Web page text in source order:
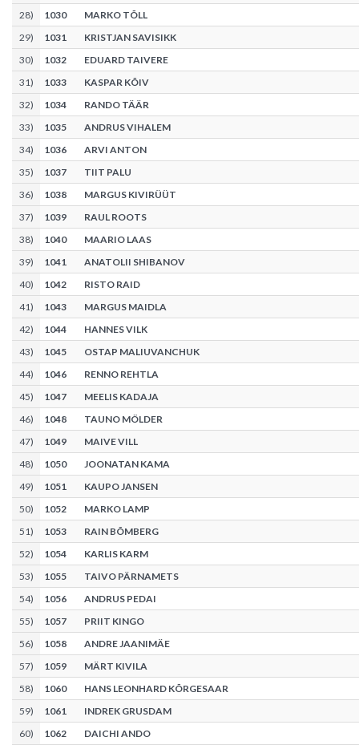
28) 1030
MARKO TÕLL
29) 1031
KRISTJAN SAVISIKK
30) 1032
EDUARD TAIVERE
31) 1033
KASPAR KÕIV
32) 1034
RANDO TÄÄR
33) 1035
ANDRUS VIHALEM
34) 1036
ARVI ANTON
35) 1037
TIIT PALU
36) 1038
MARGUS KIVIRÜÜT
37) 1039
RAUL ROOTS
38) 1040
MAARIO LAAS
39) 1041
ANATOLII SHIBANOV
40) 1042
RISTO RAID
41) 1043
MARGUS MAIDLA
42) 1044
HANNES VILK
43) 1045
OSTAP MALIUVANCHUK
44) 1046
RENNO REHTLA
45) 1047
MEELIS KADAJA
46) 1048
TAUNO MÖLDER
47) 1049
MAIVE VILL
48) 1050
JOONATAN KAMA
49) 1051
KAUPO JANSEN
50) 1052
MARKO LAMP
51) 1053
RAIN BÕMBERG
52) 1054
KARLIS KARM
53) 1055
TAIVO PÄRNAMETS
54) 1056
ANDRUS PEDAI
55) 1057
PRIIT KINGO
56) 1058
ANDRE JAANIMÄE
57) 1059
MÄRT KIVILA
58) 1060
HANS LEONHARD KÕRGESAAR
59) 1061
INDREK GRUSDAM
60) 1062
DAICHI ANDO